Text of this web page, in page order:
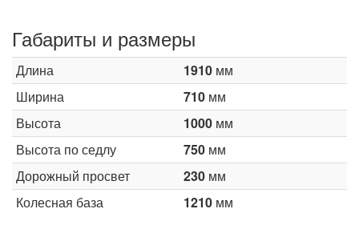
Габариты и размеры
Длина 1910 мм
Ширина
710 мм
Высота
1000 мм
Высота по седлу
750 мм
Дорожный просвет
230 мм
Колесная база
1210 мм